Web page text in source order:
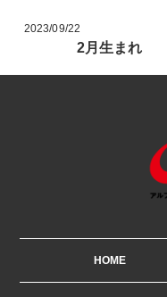
2023/09/22
2月生まれ
HOME